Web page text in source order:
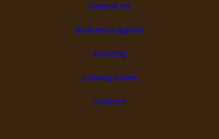
Despre noi
Biblioteca digitală
Activități
Catalog online
Contact